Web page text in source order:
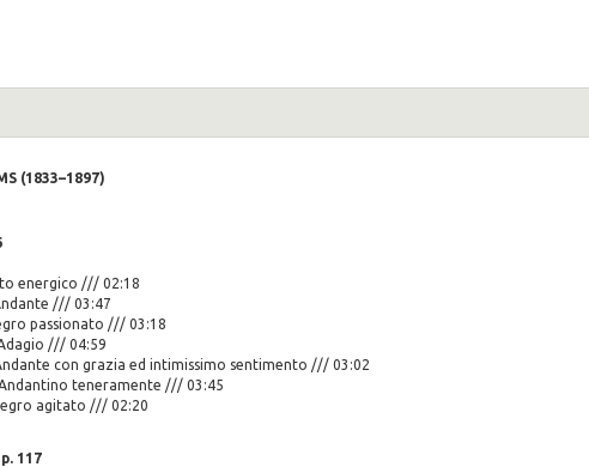
(1833–1897)
energico /// 02:18
/// 03:47
passionato /// 03:18
/// 04:59
con grazia ed intimissimo sentimento /// 03:02
teneramente /// 03:45
agitato /// 02:20
117